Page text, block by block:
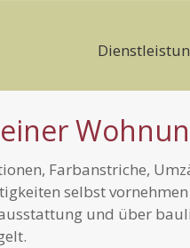
Farbanstriche,
selbst
und über